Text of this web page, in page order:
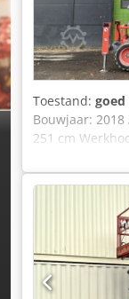
Toestand:
Bouwjaar:
251 cm
454 kg
verhuurvloot
markerende